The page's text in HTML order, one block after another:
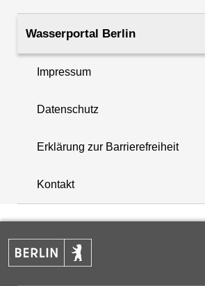
+
−
Wasserportal Berlin
Impressum
Datenschutz
Erklärung zur Barrierefreiheit
Kontakt